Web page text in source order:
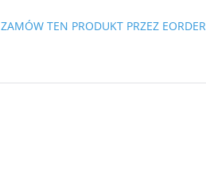
ZAMÓW TEN PRODUKT PRZEZ EORDER